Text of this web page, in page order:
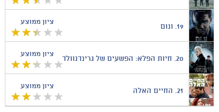
ציון ממוצע
19. ונום
ציון ממוצע
20. חיות הפלא: הפשעים של גרינדנוולד
ציון ממוצע
21. החיים האלה